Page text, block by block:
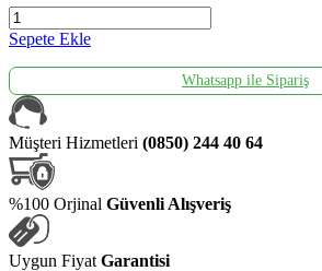
Sepete Ekle
Whatsapp ile Sipariş
Müşteri Hizmetleri (0850) 244 40 64
%100 Orjinal Güvenli Alışveriş
Uygun Fiyat Garantisi